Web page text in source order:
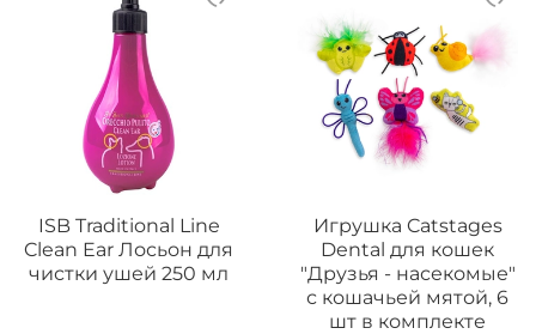
ISB Traditional Line
Clean Ear Лосьон для
чистки ушей 250 мл
Игрушка Catstages
Dental для кошек
"Друзья - насекомые"
с кошачьей мятой, 6
шт в комплекте